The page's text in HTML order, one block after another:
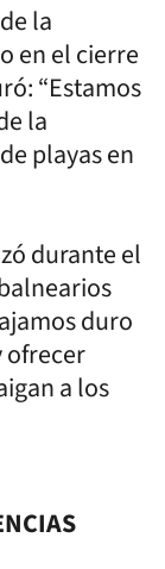
la
en el cierre
“Estamos
la
playas en
durante el
duro
ofrecer
a los